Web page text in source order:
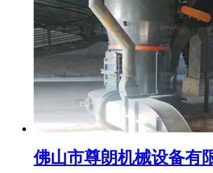
佛山市尊朗机械设备有